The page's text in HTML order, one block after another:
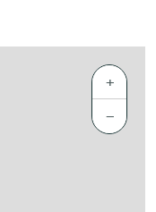
+
−